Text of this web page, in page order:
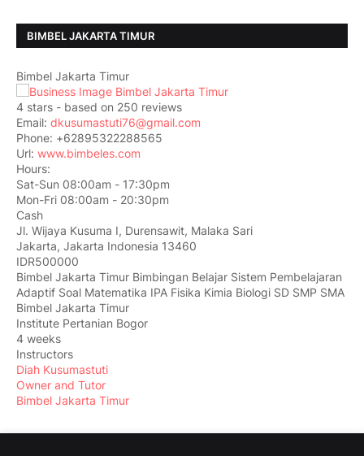
BIMBEL JAKARTA TIMUR
Bimbel Jakarta Timur
4 stars - based on 250 reviews
Email: dkusumastuti76@gmail.com
Phone: +62895322288565
Url: www.bimbeles.com
Hours:
Sat-Sun 08:00am - 17:30pm
Mon-Fri 08:00am - 20:30pm
Cash
Jl. Wijaya Kusuma I, Durensawit, Malaka Sari
Jakarta, Jakarta Indonesia 13460
IDR500000
Bimbel Jakarta Timur Bimbingan Belajar Sistem Pembelajaran
Adaptif Soal Matematika IPA Fisika Kimia Biologi SD SMP SMA
Bimbel Jakarta Timur
Institute Pertanian Bogor
4 weeks
Instructors
Diah Kusumastuti
Owner and Tutor
Bimbel Jakarta Timur